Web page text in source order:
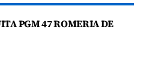
PGM 47 ROMERIA DE